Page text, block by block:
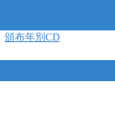
頒布年別CD